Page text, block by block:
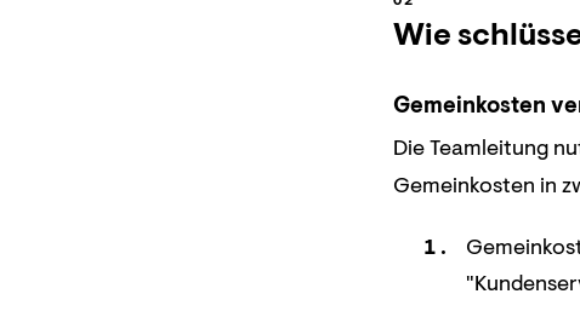
Wie
Gemeinkosten
Die Teamleitung
Gemeinkosten in